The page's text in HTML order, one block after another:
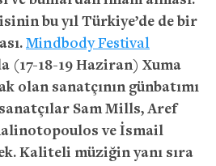
bu yıl Türkiye’de de bir
Mindbody Festival
(17-18-19 Haziran) Xuma
olan sanatçının günbatımı
Sam Mills, Aref
ve İsmail
Kaliteli müziğin yanı sıra